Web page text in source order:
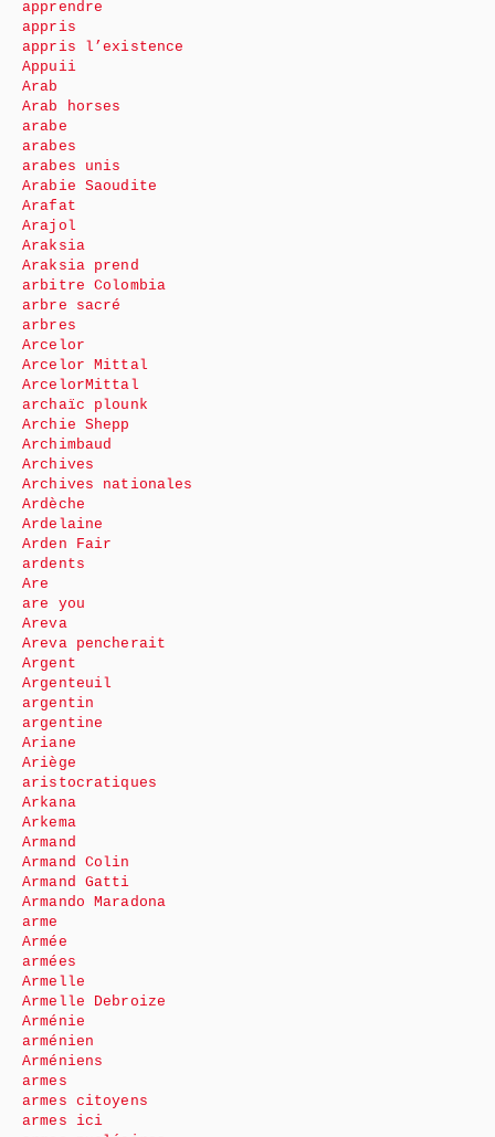
apprendre
appris
appris l’existence
Appuii
Arab
Arab horses
arabe
arabes
arabes unis
Arabie Saoudite
Arafat
Arajol
Araksia
Araksia prend
arbitre Colombia
arbre sacré
arbres
Arcelor
Arcelor Mittal
ArcelorMittal
archaïc plounk
Archie Shepp
Archimbaud
Archives
Archives nationales
Ardèche
Ardelaine
Arden Fair
ardents
Are
are you
Areva
Areva pencherait
Argent
Argenteuil
argentin
argentine
Ariane
Ariège
aristocratiques
Arkana
Arkema
Armand
Armand Colin
Armand Gatti
Armando Maradona
arme
Armée
armées
Armelle
Armelle Debroize
Arménie
arménien
Arméniens
armes
armes citoyens
armes ici